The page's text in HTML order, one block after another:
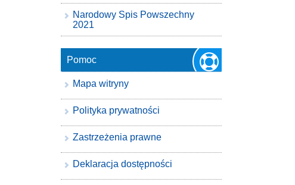
Narodowy Spis Powszechny
2021
Pomoc
Mapa witryny
Polityka prywatności
Zastrzeżenia prawne
Deklaracja dostępności